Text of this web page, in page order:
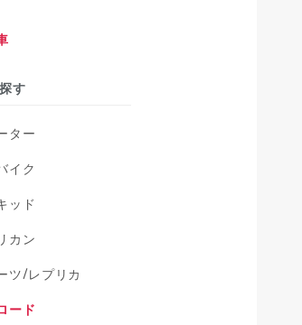
す
ター
イク
ッド
カン
ツ/レプリカ
ード